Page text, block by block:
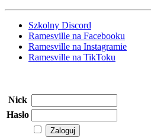
Szkolny Discord
Ramesville na Facebooku
Ramesville na Instagramie
Ramesville na TikToku
Nick
Hasło